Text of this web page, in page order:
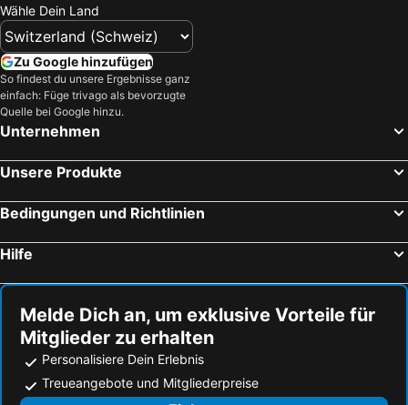
Wähle Dein Land
Zu Google hinzufügen
So findest du unsere Ergebnisse ganz
einfach: Füge trivago als bevorzugte
Quelle bei Google hinzu.
Unternehmen
Unsere Produkte
Bedingungen und Richtlinien
Hilfe
Melde Dich an, um exklusive Vorteile für
Mitglieder zu erhalten
Personalisiere Dein Erlebnis
Treueangebote und Mitgliederpreise